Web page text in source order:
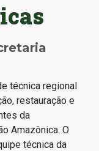
técnica regional
restauração e
da
Amazônica. O
técnica da